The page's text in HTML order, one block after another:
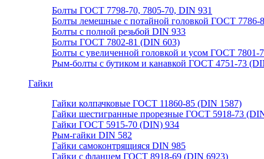
Болты ГОСТ 7798-70, 7805-70, DIN 931
Болты лемешные с потайной головкой ГОСТ 7786-
Болты с полной резьбой DIN 933
Болты ГОСТ 7802-81 (DIN 603)
Болты с увеличенной головкой и усом ГОСТ 7801-
Рым-болты с бутиком и канавкой ГОСТ 4751-73
Гайки
Гайки колпачковые ГОСТ 11860-85 (DIN 1587)
Гайки шестигранные прорезные ГОСТ 5918-73
Гайки ГОСТ 5915-70 (DIN) 934
Рым-гайки DIN 582
Гайки самоконтрящияся DIN 985
Гайки с фланцем ГОСТ 8918-69 (DIN 6923)